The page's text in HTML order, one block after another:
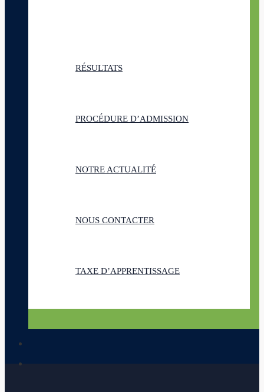
RÉSULTATS
PROCÉDURE D’ADMISSION
NOTRE ACTUALITÉ
NOUS CONTACTER
TAXE D’APPRENTISSAGE